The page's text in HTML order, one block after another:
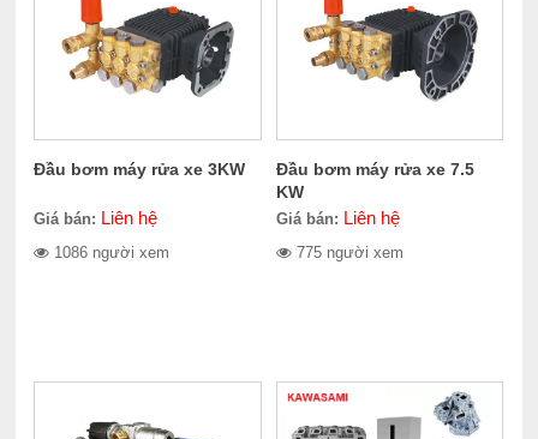
Đầu bơm máy rửa xe 3KW
Giá bán: Liên hệ
1086 người xem
Đầu bơm máy rửa xe 7.5
KW
Giá bán: Liên hệ
775 người xem